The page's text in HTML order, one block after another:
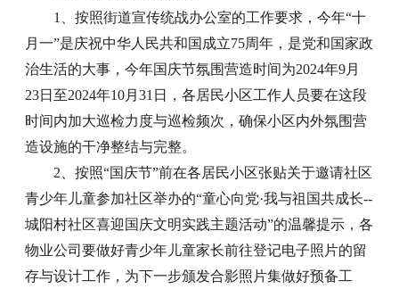
1、按照街道宣传统战办公室的工作要求，今年“十
月一”是庆祝中华人民共和国成立75周年，是党和国家政
治生活的大事，今年国庆节氛围营造时间为2024年9月
23日至2024年10月31日，各居民小区工作人员要在这段
时间内加大巡检力度与巡检频次，确保小区内外氛围营
造设施的干净整结与完整。
2、按照“国庆节”前在各居民小区张贴关于邀请社区
青少年儿童参加社区举办的“童心向党·我与祖国共成长--
城阳村社区喜迎国庆文明实践主题活动”的温馨提示，各
物业公司要做好青少年儿童家长前往登记电子照片的留
存与设计工作，为下一步颁发合影照片集做好预备工